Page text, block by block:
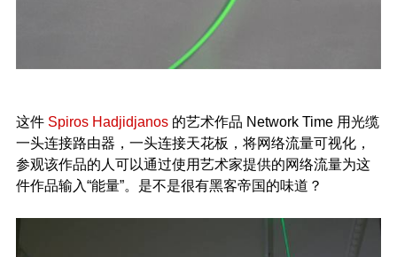
这件 Spiros Hadjidjanos的艺术作品 Network Time 用光缆
一头连接路由器，一头连接天花板，将网络流量可视化，
参观该作品的人可以通过使用艺术家提供的网络流量为这
件作品输入“能量”。是不是很有黑客帝国的味道？